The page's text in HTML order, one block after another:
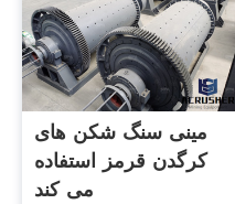
مینی سنگ شکن های
کرگدن قرمز استفاده
می کند